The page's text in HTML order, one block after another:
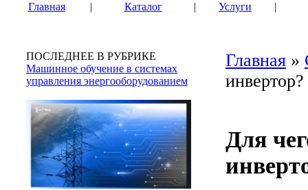
Главная | Каталог | Услуги |
ПОСЛЕДНЕЕ В РУБРИКЕ
Машинное обучение в системах
управления энергооборудованием
Главная »
инвертор?
Для